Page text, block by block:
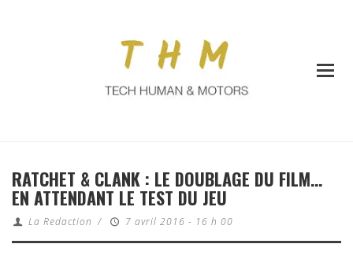
RATCHET & CLANK : LE DOUBLAGE DU FILM…
EN ATTENDANT LE TEST DU JEU
La Redaction / 7 avril 2016 - 16 h 00